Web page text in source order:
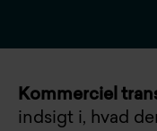
Kommerciel
indsigt i, hvad